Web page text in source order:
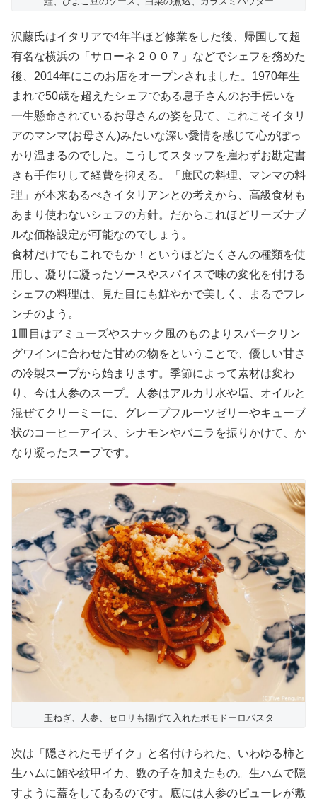
沢藤氏はイタリアで4年半ほど修業をした後、帰国して超
有名な横浜の「サローネ２００７」などでシェフを務めた
後、2014年にこのお店をオープンされました。1970年生
まれで50歳を超えたシェフである息子さんのお手伝いを
一生懸命されているお母さんの姿を見て、これこそイタリ
アのマンマ(お母さん)みたいな深い愛情を感じて心がぽっ
かり温まるのでした。こうしてスタッフを雇わずお勘定書
きも手作りして経費を抑える。「庶民の料理、マンマの料
理」が本来あるべきイタリアンとの考えから、高級食材も
あまり使わないシェフの方針。だからこれほどリーズナブ
ルな価格設定が可能なのでしょう。
食材だけでもこれでもか！というほどたくさんの種類を使
用し、凝りに凝ったソースやスパイスで味の変化を付ける
シェフの料理は、見た目にも鮮やかで美しく、まるでフレ
ンチのよう。
1皿目はアミューズやスナック風のものよりスパークリン
グワインに合わせた甘めの物をということで、優しい甘さ
の冷製スープから始まります。季節によって素材は変わ
り、今は人参のスープ。人参はアルカリ水や塩、オイルと
混ぜてクリーミーに、グレープフルーツゼリーやキューブ
状のコーヒーアイス、シナモンやバニラを振りかけて、か
なり凝ったスープです。
玉ねぎ、人参、セロリも揚げて入れたポモドーロパスタ
次は「隠されたモザイク」と名付けられた、いわゆる柿と
生ハムに鮪や紋甲イカ、数の子を加えたもの。生ハムで隠
すように蓋をしてあるのです。底には人参のピューレが敷